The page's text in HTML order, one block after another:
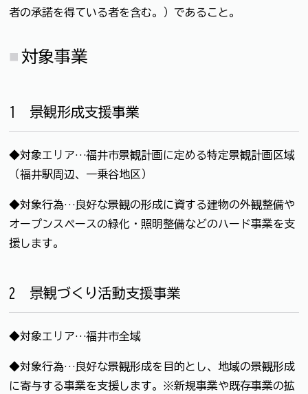
者の承諾を得ている者を含む。）であること。
対象事業
1 景観形成支援事業
◆対象エリア…福井市景観計画に定める特定景観計画区域
（福井駅周辺、一乗谷地区）
◆対象行為…良好な景観の形成に資する建物の外観整備や
オープンスペースの緑化・照明整備などのハード事業を支
援します。
2 景観づくり活動支援事業
◆対象エリア…福井市全域
◆対象行為…良好な景観形成を目的とし、地域の景観形成
に寄与する事業を支援します。※新規事業や既存事業の拡